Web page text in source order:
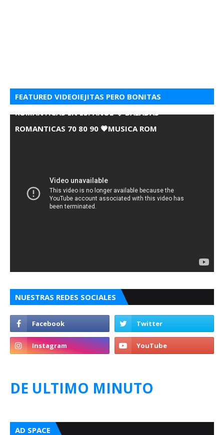
FEATURED VIDEOIEJITAS PERO BONITAS
ROMANTICAS EN ESPANOL 💘 BALADAS
ROMANTICAS 70 80 90 💗MUSICA ROM
NUESTRAS REDES SOCIALES
DE ULTIMO MINUTO
AD SPACE